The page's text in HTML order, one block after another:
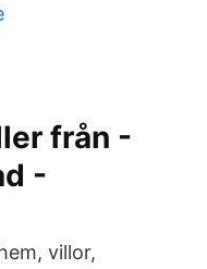
från -
-
villor,